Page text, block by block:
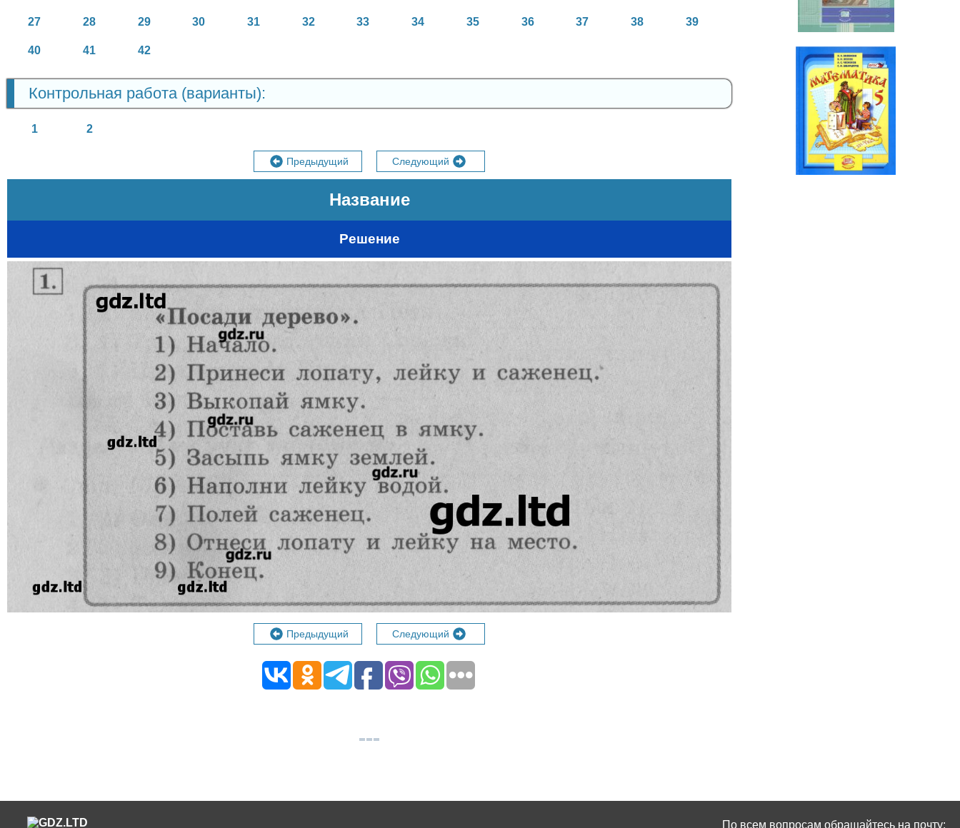
27 28 29 30 31 32 33 34 35 36 37 38 39
40 41 42
Контрольная работа (варианты):
1 2
Предыдущий Следующий
Название
Решение
Предыдущий Следующий
Математика
5 класс
По всем вопросам обращайтесь на почту: